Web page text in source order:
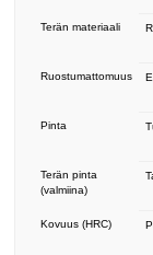
Terän materiaali
Ruostumattomuus
Pinta
Terän pinta
(valmiina)
Kovuus (HRC)